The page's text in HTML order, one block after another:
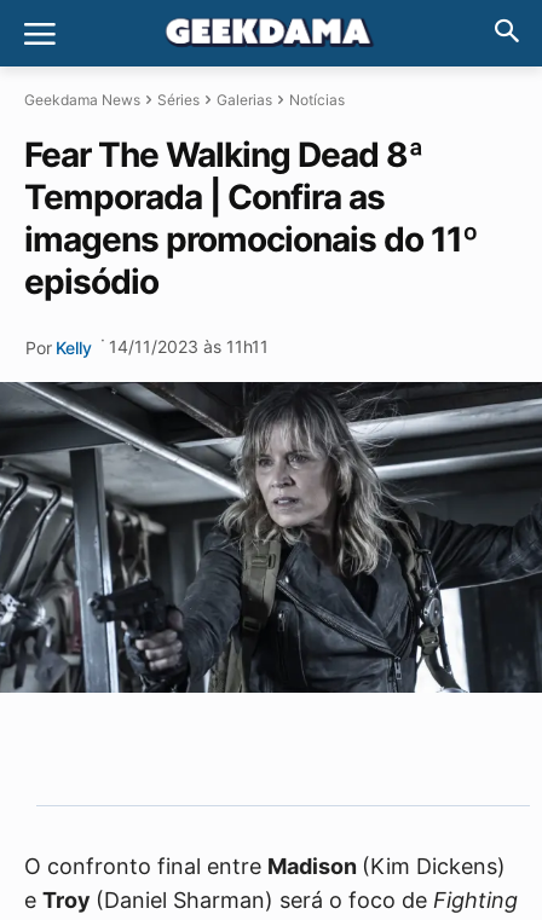
Geekdama News Séries Galerias Notícias
Fear The Walking Dead 8ª
Temporada | Confira as
imagens promocionais do 11º
episódio
Por Kelly · 14/11/2023 às 11h11
O confronto final entre Madison (Kim Dickens)
e Troy (Daniel Sharman) será o foco de Fighting